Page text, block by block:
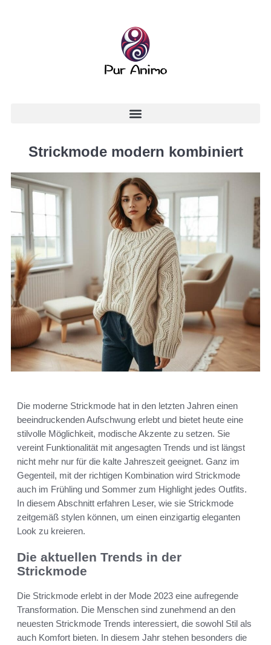
Strickmode modern kombiniert
Die moderne Strickmode hat in den letzten Jahren einen
beeindruckenden Aufschwung erlebt und bietet heute eine
stilvolle Möglichkeit, modische Akzente zu setzen. Sie
vereint Funktionalität mit angesagten Trends und ist längst
nicht mehr nur für die kalte Jahreszeit geeignet. Ganz im
Gegenteil, mit der richtigen Kombination wird Strickmode
auch im Frühling und Sommer zum Highlight jedes Outfits.
In diesem Abschnitt erfahren Leser, wie sie Strickmode
zeitgemäß stylen können, um einen einzigartig eleganten
Look zu kreieren.
Die aktuellen Trends in der
Strickmode
Die Strickmode erlebt in der Mode 2023 eine aufregende
Transformation. Die Menschen sind zunehmend an den
neuesten Strickmode Trends interessiert, die sowohl Stil als
auch Komfort bieten. In diesem Jahr stehen besonders die